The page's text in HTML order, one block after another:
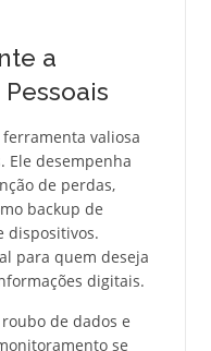
a
valiosa
Ele desempenha
de perdas,
backup de
dispositivos.
para quem deseja
digitais.
de dados e
se